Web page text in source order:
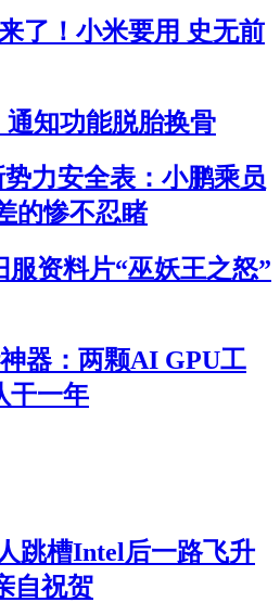
了！小米要用 史无前
通知功能脱胎换骨
力安全表：小鹏乘员
的惨不忍睹
服资料片“巫妖王之怒”
器：两颗AI GPU工
干一年
跳槽Intel后一路飞升
自祝贺